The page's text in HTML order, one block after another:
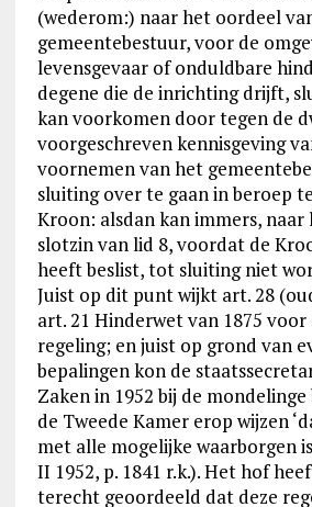
(wederom:) naar het oordeel
gemeentebestuur, voor de
levensgevaar of onduldbare
degene die de inrichting drijft,
kan voorkomen door tegen de
voorgeschreven kennisgeving
voornemen van het
sluiting over te gaan in beroep
Kroon: alsdan kan immers, naar
slotzin van lid 8, voordat de
heeft beslist, tot sluiting niet
Juist op dit punt wijkt art. 28
art. 21 Hinderwet van 1875
regeling; en juist op grond van
bepalingen kon de
Zaken in 1952 bij de
de Tweede Kamer erop wijzen
met alle mogelijke waarborgen
II 1952, p. 1841 r.k.). Het hof
terecht geoordeeld dat deze